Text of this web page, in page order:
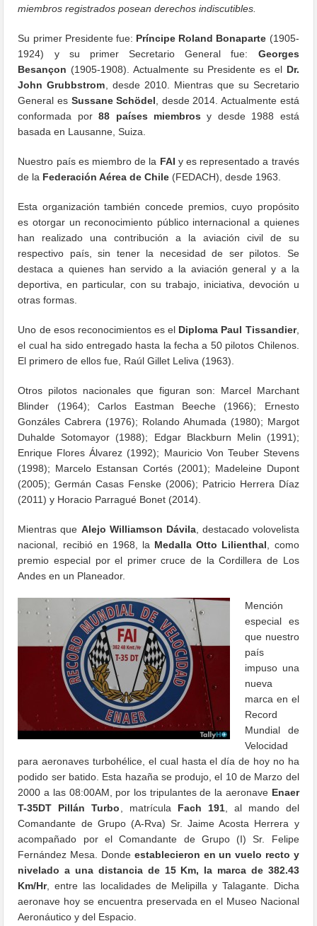
miembros registrados posean derechos indiscutibles.
Su primer Presidente fue: Príncipe Roland Bonaparte (1905-
1924) y su primer Secretario General fue: Georges
Besançon (1905-1908). Actualmente su Presidente es el Dr.
John Grubbstrom , desde 2010. Mientras que su Secretario
General es Sussane Schödel , desde 2014. Actualmente está
conformada por88 países miembros y desde 1988 está
basada en Lausanne, Suiza.
Nuestro país es miembro de la FAI y es representado a través
de la Federación Aérea de Chile (FEDACH), desde 1963.
Esta organización también concede premios, cuyo propósito
es otorgar un reconocimiento público internacional a quienes
han realizado una contribución a la aviación civil de su
respectivo país, sin tener la necesidad de ser pilotos. Se
destaca a quienes han servido a la aviación general y a la
deportiva, en particular, con su trabajo, iniciativa, devoción u
otras formas.
Uno de esos reconocimientos es el Diploma Paul Tissandier,
el cual ha sido entregado hasta la fecha a 50 pilotos Chilenos.
El primero de ellos fue, Raúl Gillet Leliva (1963).
Otros pilotos nacionales que figuran son: Marcel Marchant
Blinder (1964); Carlos Eastman Beeche (1966); Ernesto
Gonzáles Cabrera (1976); Rolando Ahumada (1980); Margot
Duhalde Sotomayor (1988); Edgar Blackburn Melin (1991);
Enrique Flores Álvarez (1992); Mauricio Von Teuber Stevens
(1998); Marcelo Estansan Cortés (2001); Madeleine Dupont
(2005); Germán Casas Fenske (2006); Patricio Herrera Díaz
(2011) y Horacio Parragué Bonet (2014).
Mientras que Alejo Williamson Dávila, destacado volovelista
nacional, recibió en 1968, la Medalla Otto Lilienthal , como
premio especial por el primer cruce de la Cordillera de Los
Andes en un Planeador.
Mención
especial es
que nuestro
país
impuso una
nueva
marca en el
Record
Mundial de
Velocidad
para aeronaves turbohélice, el cual hasta el día de hoy no ha
podido ser batido. Esta hazaña se produjo, el 10 de Marzo del
2000 a las 08:00AM, por los tripulantes de la aeronave Enaer
T-35DT Pillán Turbo , matrícula Fach 191, al mando del
Comandante de Grupo (A-Rva) Sr. Jaime Acosta Herrera y
acompañado por el Comandante de Grupo (I) Sr. Felipe
Fernández Mesa. Donde establecieron en un vuelo recto y
nivelado a una distancia de 15 Km, la marca de 382.43
Km/Hr, entre las localidades de Melipilla y Talagante. Dicha
aeronave hoy se encuentra preservada en el Museo Nacional
Aeronáutico y del Espacio.